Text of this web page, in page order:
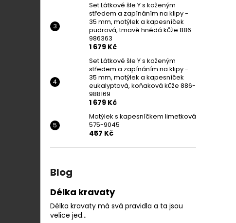
Set Látkové šle Y s koženým
středem a zapínáním na klipy -
35 mm, motýlek a kapesníček
pudrová, tmavě hnědá kůže 886-
986363
1 679 Kč
Set Látkové šle Y s koženým
středem a zapínáním na klipy -
35 mm, motýlek a kapesníček
eukalyptová, koňaková kůže 886-
988169
1 679 Kč
Motýlek s kapesníčkem limetková
575-9045
457 Kč
Blog
Délka kravaty
Délka kravaty má svá pravidla a ta jsou
velice jed...